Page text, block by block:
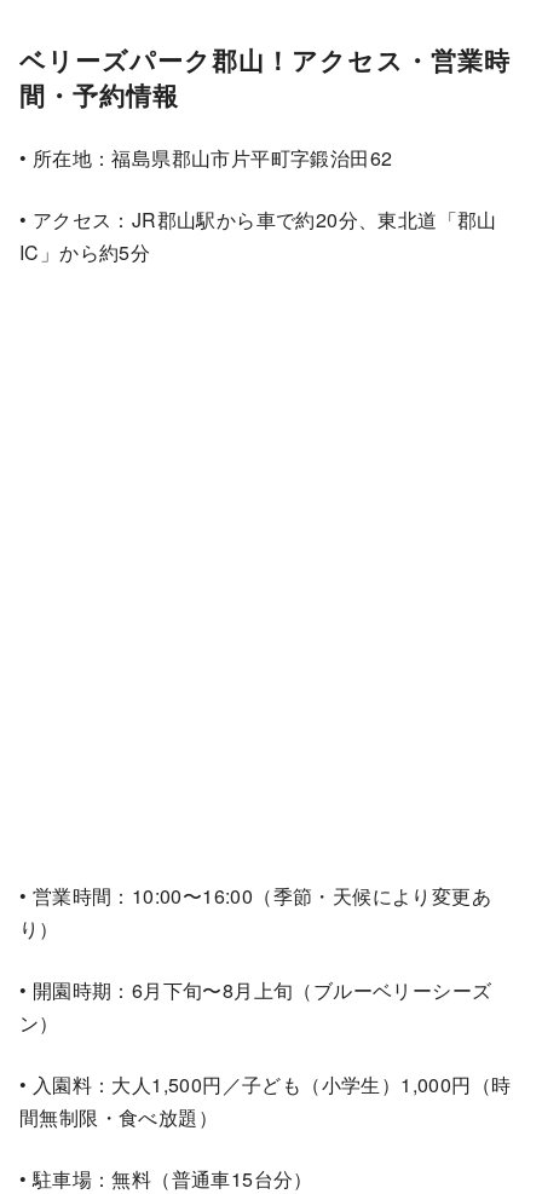
ベリーズパーク郡山！アクセス・営業時
間・予約情報
• 所在地：福島県郡山市片平町字鍛治田62
• アクセス：JR郡山駅から車で約20分、東北道「郡山
IC」から約5分
• 営業時間：10:00〜16:00（季節・天候により変更あ
り）
• 開園時期：6月下旬〜8月上旬（ブルーベリーシーズ
ン）
• 入園料：大人1,500円／子ども（小学生）1,000円（時
間無制限・食べ放題）
• 駐車場：無料（普通車15台分）